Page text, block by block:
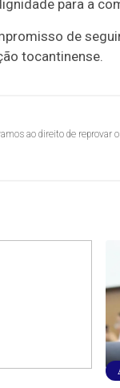
para a
de
tocantinense.
ao direito de